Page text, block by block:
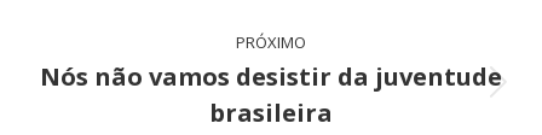
PRÓXIMO
Próximo
post:
Nós não vamos desistir da juventude
brasileira